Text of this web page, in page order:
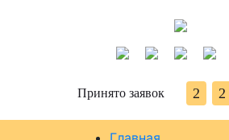
Принято заявок 2 2